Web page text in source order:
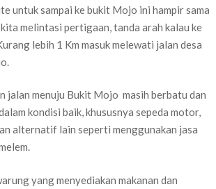
untuk sampai ke bukit Mojo ini hampir sama
melintasi pertigaan, tanda arah kalau ke
lebih 1 Km masuk melewati jalan desa
jalan menuju Bukit Mojo masih berbatu dan
kondisi baik, khususnya sepeda motor,
alternatif lain seperti menggunakan jasa
yang menyediakan makanan dan